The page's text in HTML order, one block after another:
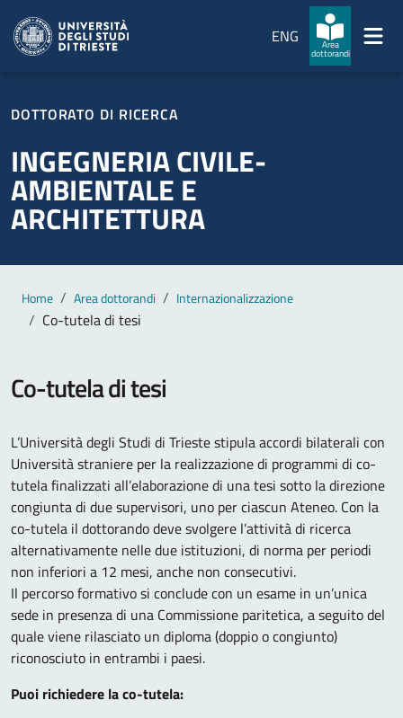
ENG
Area
dottorandi
DOTTORATO DI RICERCA
INGEGNERIA CIVILE-
AMBIENTALE E
ARCHITETTURA
Contenuto principale
Breadcrumb
Home Area dottorandi Internazionalizzazione
Co-tutela di tesi
Co-tutela di tesi
L’Università degli Studi di Trieste stipula accordi bilaterali con
Università straniere per la realizzazione di programmi di co-
tutela finalizzati all’elaborazione di una tesi sotto la direzione
congiunta di due supervisori, uno per ciascun Ateneo. Con la
co-tutela il dottorando deve svolgere l’attività di ricerca
alternativamente nelle due istituzioni, di norma per periodi
non inferiori a 12 mesi, anche non consecutivi.
Il percorso formativo si conclude con un esame in un’unica
sede in presenza di una Commissione paritetica, a seguito del
quale viene rilasciato un diploma (doppio o congiunto)
riconosciuto in entrambi i paesi.
Puoi richiedere la co-tutela: